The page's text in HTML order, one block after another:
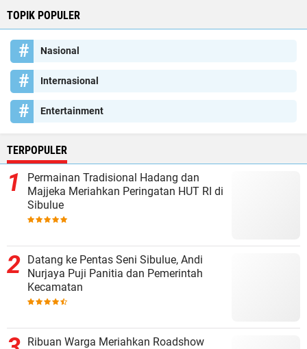
TOPIK POPULER
Nasional
Internasional
Entertainment
TERPOPULER
Permainan Tradisional Hadang dan
Majjeka Meriahkan Peringatan HUT RI di
Sibulue
Datang ke Pentas Seni Sibulue, Andi
Nurjaya Puji Panitia dan Pemerintah
Kecamatan
Ribuan Warga Meriahkan Roadshow